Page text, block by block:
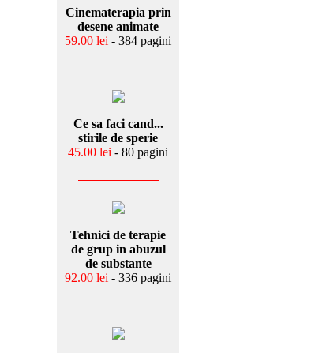
Cinematerapia prin
desene animate
59.00 lei - 384 pagini
Ce sa faci cand...
stirile de sperie
45.00 lei - 80 pagini
Tehnici de terapie
de grup in abuzul
de substante
92.00 lei - 336 pagini